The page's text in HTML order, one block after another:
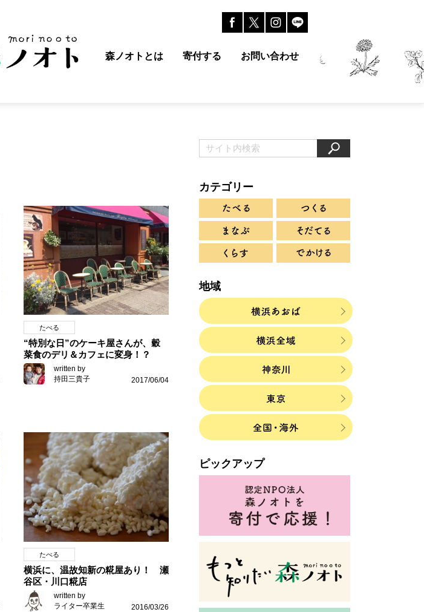
森ノオトとは 寄付する お問い合わせ
たべる
“特別な日”のケーキ屋さんが、穀
菜食のデリ＆カフェに変身！？
written by
持田三貴子
2017/06/04
たべる
横浜に、温故知新の糀屋あり！ 瀬
谷区・川口糀店
written by
ライター卒業生
2016/03/26
カテゴリー
地域
ピックアップ